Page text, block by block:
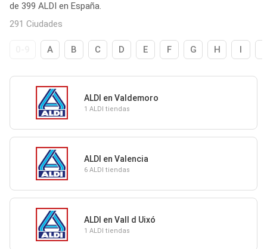
de 399 ALDI en España.
291 Ciudades
A B C D E F G H I
ALDI en Valdemoro
1 ALDI tiendas
ALDI en Valencia
6 ALDI tiendas
ALDI en Vall d Uixó
1 ALDI tiendas